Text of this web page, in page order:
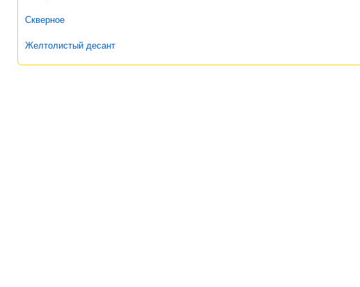
Скверное
Желтолистый десант